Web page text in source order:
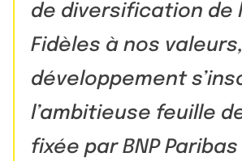
de diversification de
Fidèles à nos
développement
l’ambitieuse feuille
fixée par BNP Paribas